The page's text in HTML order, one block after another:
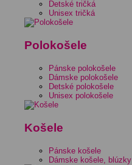
Detské tričká
Unisex tričká
Polokošele
Pánske polokošele
Dámske polokošele
Detské polokošele
Unisex polokošele
Košele
Pánske košele
Dámske košele, blúzky